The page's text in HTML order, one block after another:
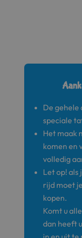
De gehele
speciale
Het maak
komen en
volledig
Let op! als
rijd moet
kopen.
Komt u
dan heeft